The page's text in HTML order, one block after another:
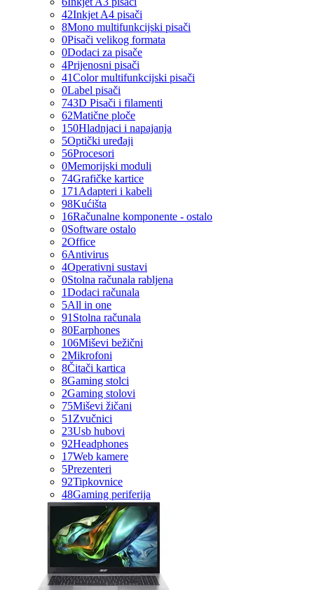
42Inkjet A4 pisači
8Mono multifunkcijski pisači
0Pisači velikog formata
0Dodaci za pisače
4Prijenosni pisači
41Color multifunkcijski pisači
0Label pisači
743D Pisači i filamenti
62Matične ploče
150Hladnjaci i napajanja
5Optički uređaji
56Procesori
0Memorijski moduli
74Grafičke kartice
171 Adapteri i kabeli
98Kućišta
16Računalne komponente - ostalo
0Software ostalo
2Office
6Antivirus
4Operativni sustavi
0Stolna računala rabljena
1Dodaci računala
5All in one
91 Stolna računala
80Earphones
106Miševi bežični
2Mikrofoni
8Čitači kartica
8Gaming stolci
2Gaming stolovi
75Miševi žičani
51 Zvučnici
23Usb hubovi
92Headphones
17Web kamere
5Prezenteri
92Tipkovnice
48Gaming periferija